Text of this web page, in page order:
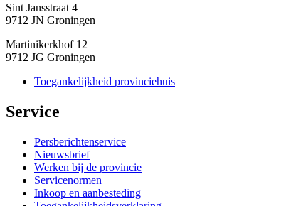
Sint Jansstraat 4
9712 JN Groningen
Martinikerkhof 12
9712 JG Groningen
Toegankelijkheid provinciehuis
Service
Persberichtenservice
Nieuwsbrief
Werken bij de provincie
Servicenormen
Inkoop en aanbesteding